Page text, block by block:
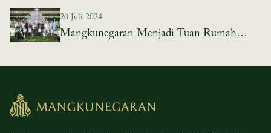
20 Juli 2024
Mangkunegaran Menjadi Tuan Rumah
Paralimpiade Paris 2024